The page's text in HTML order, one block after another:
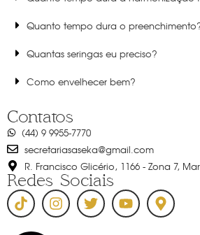
Quanto tempo dura o
Quantas seringas eu preciso?
Como envelhecer bem?
Contatos
(44) 9 9955-7770
secretariasaseka@gmail.com
R. Francisco Glicério, 1166 - Zona 7,
Redes Sociais